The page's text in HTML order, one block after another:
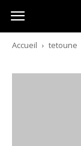
Australia-
australie.com
Accueil tetoune